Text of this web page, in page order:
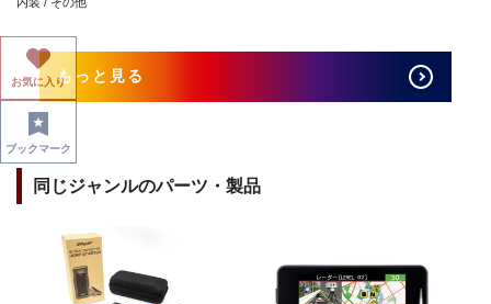
もっと見る
同じジャンルのパーツ・製品
お気に入り
ブックマーク